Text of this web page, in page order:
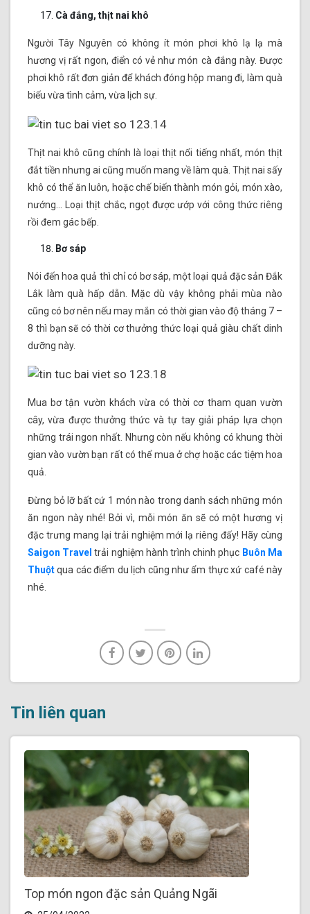
Cà đắng, thịt nai khô
Người Tây Nguyên có không ít món phơi khô lạ lạ mà
hương vị rất ngon, điển có vẻ như món cà đắng này. Được
phơi khô rất đơn giản để khách đóng hộp mang đi, làm quà
biếu vừa tình cảm, vừa lịch sự.
Thịt nai khô cũng chính là loại thịt nổi tiếng nhất, món thịt
đắt tiền nhưng ai cũng muốn mang về làm quà. Thịt nai sấy
khô có thể ăn luôn, hoặc chế biến thành món gỏi, món xào,
nướng… Loại thịt chắc, ngọt được ướp với công thức riêng
rồi đem gác bếp.
Bơ sáp
Nói đến hoa quả thì chỉ có bơ sáp, một loại quả đặc sản Đắk
Lắk làm quà hấp dẫn. Mặc dù vậy không phải mùa nào
cũng có bơ nên nếu may mắn có thời gian vào độ tháng 7 –
8 thì bạn sẽ có thời cơ thưởng thức loại quả giàu chất dinh
dưỡng này.
Mua bơ tận vườn khách vừa có thời cơ tham quan vườn
cây, vừa được thưởng thức và tự tay giải pháp lựa chọn
những trái ngon nhất. Nhưng còn nếu không có khung thời
gian vào vườn bạn rất có thể mua ở chợ hoặc các tiệm hoa
quả.
Đừng bỏ lỡ bất cứ 1 món nào trong danh sách những món
ăn ngon này nhé! Bởi vì, mỗi món ăn sẽ có một hương vị
đặc trưng mang lại trải nghiệm mới lạ riêng đấy! Hãy cùng
Saigon Travel trải nghiệm hành trình chinh phục Buôn Ma
Thuộtqua các điểm du lịch cũng như ẩm thực xứ café này
nhé.
Tin liên quan
Top món ngon đặc sản Quảng Ngãi